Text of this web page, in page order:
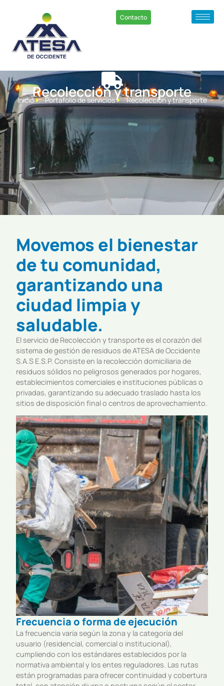
Contacto
Recolección y transporte
Inicio Portafolio de servicios Recolección y transporte
Movemos el bienestar
de tu comunidad,
garantizando una
ciudad limpia y
saludable.
El servicio de Recolección y transporte es el corazón del
sistema de gestión de residuos de ATESA de Occidente
S.A.S E.S.P. Consiste en la recolección domiciliaria de
residuos sólidos no peligrosos generados por hogares,
establecimientos comerciales e instituciones públicas o
privadas, garantizando su adecuado traslado hasta los
sitios de disposición final o centros de aprovechamiento.
Frecuencia o forma de ejecución
La frecuencia varía según la zona y la categoría del
usuario (residencial, comercial o institucional),
cumpliendo con los estándares establecidos por la
normativa ambiental y los entes reguladores. Las rutas
están programadas para ofrecer continuidad y cobertura